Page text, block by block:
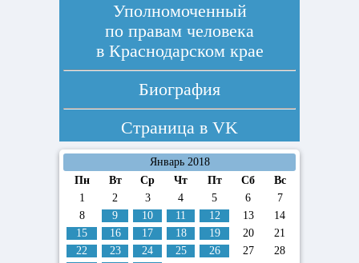
Уполномоченный
по правам человека
в Краснодарском крае
Биография
Страница в VK
Январь 2018
Пн
Вт Ср Чт Пт Сб
Вс
1
2 3 4 5 6
7
8
9 10 11 12 13
14
15
16 17 18 19 20
21
22
23 24 25 26 27
28